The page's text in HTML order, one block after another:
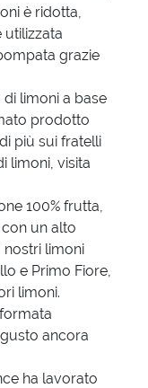
è ridotta,
utilizzata
grazie
di limoni a base
prodotto
più sui fratelli
limoni, visita
100% frutta,
un alto
nostri limoni
e Primo Fiore,
limoni.
ancora
ha lavorato